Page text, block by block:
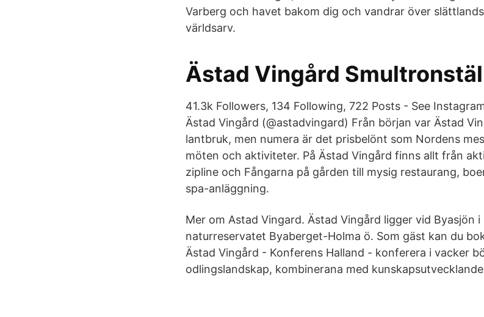
Varberg och havet bakom dig och vandrar över
världsarv.
Ästad Vingård
41.3k Followers, 134 Following, 722 Posts - See
Ästad Vingård (@astadvingard) Från början var Ästad
lantbruk, men numera är det prisbelönt som Nordens
möten och aktiviteter. På Ästad Vingård finns allt från
zipline och Fångarna på gården till mysig restaurang,
spa-anläggning.
Mer om Astad Vingard. Ästad Vingård ligger vid Byasjön
naturreservatet Byaberget-Holma ö. Som gäst kan du
Ästad Vingård - Konferens Halland - konferera i vacker
odlingslandskap, kombinerana med